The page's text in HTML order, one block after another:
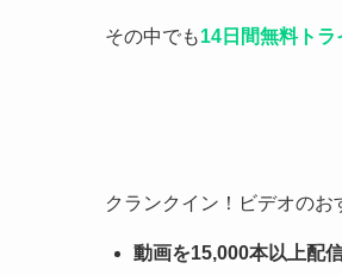
その中でも14日間無料ト
クランクイン！ビデオのお
動画を15,000本以上配信